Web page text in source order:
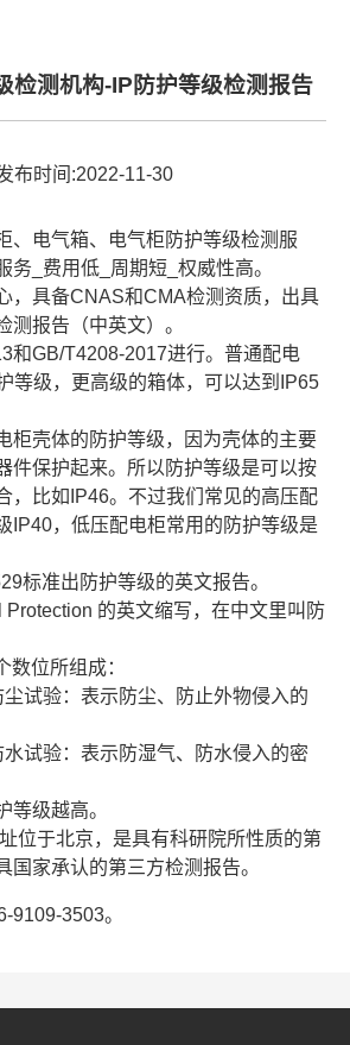
检测机构-IP防护等级检测报告
布时间:2022-11-30
、电气箱、电气柜防护等级检测服
务_费用低_周期短_权威性高。
，具备CNAS和CMA检测资质，出具
测报告（中英文）。
和GB/T4208-2017进行。普通配电
等级，更高级的箱体，可以达到IP65
柜壳体的防护等级，因为壳体的主要
件保护起来。所以防护等级是可以按
，比如IP46。不过我们常见的高压配
IP40，低压配电柜常用的防护等级是
标准出防护等级的英文报告。
Protection 的英文缩写，在中文里叫防
数位所组成：
试验：表示防尘、防止外物侵入的
试验：表示防湿气、防水侵入的密
等级越高。
位于北京，是具有科研院所性质的第
国家承认的第三方检测报告。
9109-3503。